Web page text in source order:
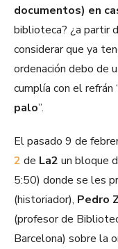
documentos) en
biblioteca? ¿a partir
considerar que ya
ordenación debo de
cumplía con el refrán
palo”.
El pasado 9 de
2 de La2 un bloque
5:50) donde se les
(historiador), Pedro
(profesor de
Barcelona) sobre la